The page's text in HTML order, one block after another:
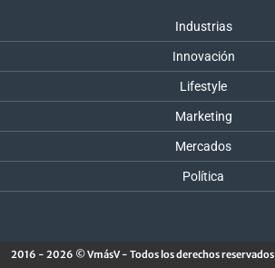
Industrias
Innovación
Lifestyle
Marketing
Mercados
Política
2016 - 2026 © VmásV - Todos los derechos